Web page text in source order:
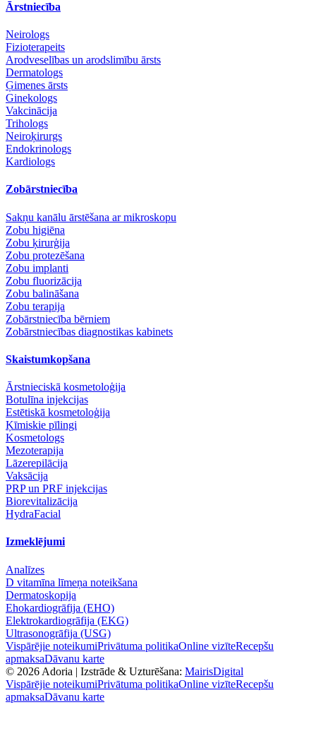
Ārstniecība
Neirologs
Fizioterapeits
Arodveselības un arodslimību ārsts
Dermatologs
Ģimenes ārsts
Ginekologs
Vakcinācija
Trihologs
Neiroķirurgs
Endokrinologs
Kardiologs
Zobārstniecība
Sakņu kanālu ārstēšana ar mikroskopu
Zobu higiēna
Zobu ķirurģija
Zobu protezēšana
Zobu implanti
Zobu fluorizācija
Zobu balināšana
Zobu terapija
Zobārstniecība bērniem
Zobārstniecības diagnostikas kabinets
Skaistumkopšana
Ārstnieciskā kosmetoloģija
Botulīna injekcijas
Estētiskā kosmetoloģija
Ķīmiskie pīlingi
Kosmetologs
Mezoterapija
Lāzerepilācija
Vaksācija
PRP un PRF injekcijas
Biorevitalizācija
HydraFacial
Izmeklējumi
Analīzes
D vitamīna līmeņa noteikšana
Dermatoskopija
Ehokardiogrāfija (EHO)
Elektrokardiogrāfija (EKG)
Ultrasonogrāfija (USG)
Vispārējie noteikumiPrivātuma politikaOnline vizīteRecepšu
apmaksaDāvanu karte
© 2026 Adoria | Izstrāde & Uzturēšana: MairisDigital
Vispārējie noteikumiPrivātuma politikaOnline vizīteRecepšu
apmaksaDāvanu karte